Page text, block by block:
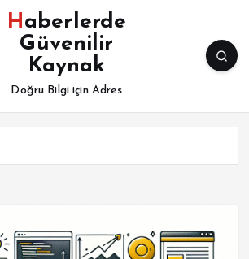
Haberlerde
Güvenilir
Kaynak
Doğru Bilgi için Adres